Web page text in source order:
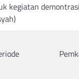
kegiatan